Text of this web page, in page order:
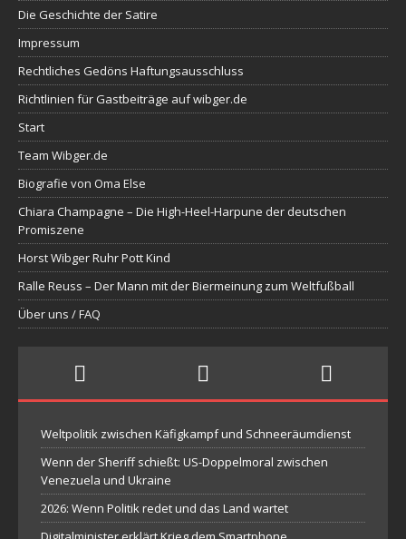
Die Geschichte der Satire
Impressum
Rechtliches Gedöns Haftungsausschluss
Richtlinien für Gastbeiträge auf wibger.de
Start
Team Wibger.de
Biografie von Oma Else
Chiara Champagne – Die High-Heel-Harpune der deutschen
Promiszene
Horst Wibger Ruhr Pott Kind
Ralle Reuss – Der Mann mit der Biermeinung zum Weltfußball
Über uns / FAQ
Weltpolitik zwischen Käfigkampf und Schneeräumdienst
Wenn der Sheriff schießt: US-Doppelmoral zwischen
Venezuela und Ukraine
2026: Wenn Politik redet und das Land wartet